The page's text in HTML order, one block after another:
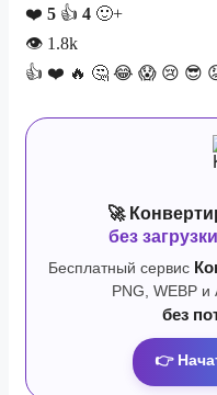
❤️ 5 👍 4 🙂+
👁 1.8k
👍 ❤️ 🔥 🤔 😂 😱 😢 😎
🚀
без
Бесплатный сервис
PNG, WEBP
без
👉